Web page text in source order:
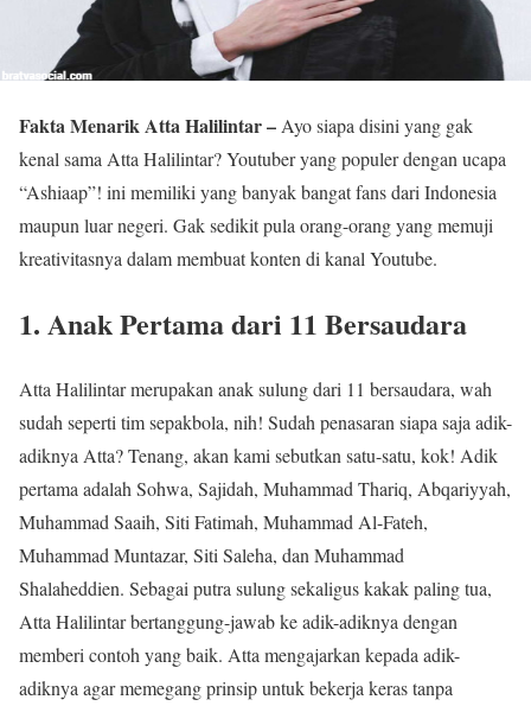
Fakta Menarik Atta Halilintar – Ayo siapa disini yang gak
kenal sama Atta Halilintar? Youtuber yang populer dengan ucapa
“Ashiaap”! ini memiliki yang banyak bangat fans dari Indonesia
maupun luar negeri. Gak sedikit pula orang-orang yang memuji
kreativitasnya dalam membuat konten di kanal Youtube.
1. Anak Pertama dari 11 Bersaudara
Atta Halilintar merupakan anak sulung dari 11 bersaudara, wah
sudah seperti tim sepakbola, nih! Sudah penasaran siapa saja adik-
adiknya Atta? Tenang, akan kami sebutkan satu-satu, kok! Adik
pertama adalah Sohwa, Sajidah, Muhammad Thariq, Abqariyyah,
Muhammad Saaih, Siti Fatimah, Muhammad Al-Fateh,
Muhammad Muntazar, Siti Saleha, dan Muhammad
Shalaheddien. Sebagai putra sulung sekaligus kakak paling tua,
Atta Halilintar bertanggung-jawab ke adik-adiknya dengan
memberi contoh yang baik. Atta mengajarkan kepada adik-
adiknya agar memegang prinsip untuk bekerja keras tanpa